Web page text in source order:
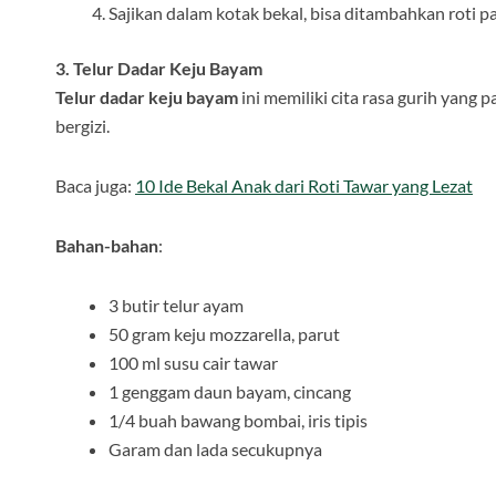
Sajikan dalam kotak bekal, bisa ditambahkan roti
3. Telur Dadar Keju Bayam
Telur dadar keju bayam ini memiliki cita rasa gurih yang
bergizi.
Baca juga: 10 Ide Bekal Anak dari Roti Tawar yang Lezat
Bahan-bahan:
3 butir telur ayam
50 gram keju mozzarella, parut
100 ml susu cair tawar
1 genggam daun bayam, cincang
1/4 buah bawang bombai, iris tipis
Garam dan lada secukupnya